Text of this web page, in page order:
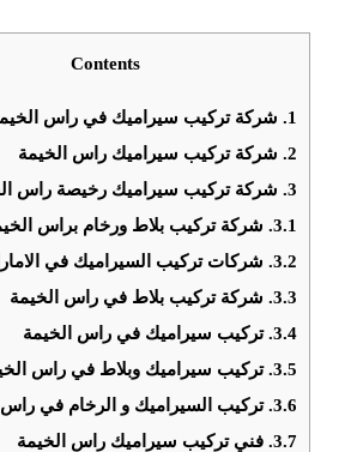
Contents
1. شركة تركيب سيراميك في راس
2. شركة تركيب سيراميك راس الخيمة
3. شركة تركيب سيراميك رخيصة راس
3.1. شركة تركيب بلاط ورخام براس
3.2. شركات تركيب السيراميك في
3.3. شركة تركيب بلاط في راس الخيمة
3.4. تركيب سيراميك في راس الخيمة
3.5. تركيب سيراميك وبلاط في راس
3.6. تركيب السيراميك و الرخام في راس
3.7. فني تركيب سيراميك راس الخيمة